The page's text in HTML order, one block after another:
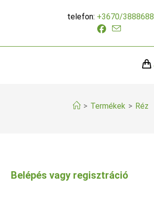
telefon: +3670/3888688
> Termékek > Réz
Belépés vagy regisztráció